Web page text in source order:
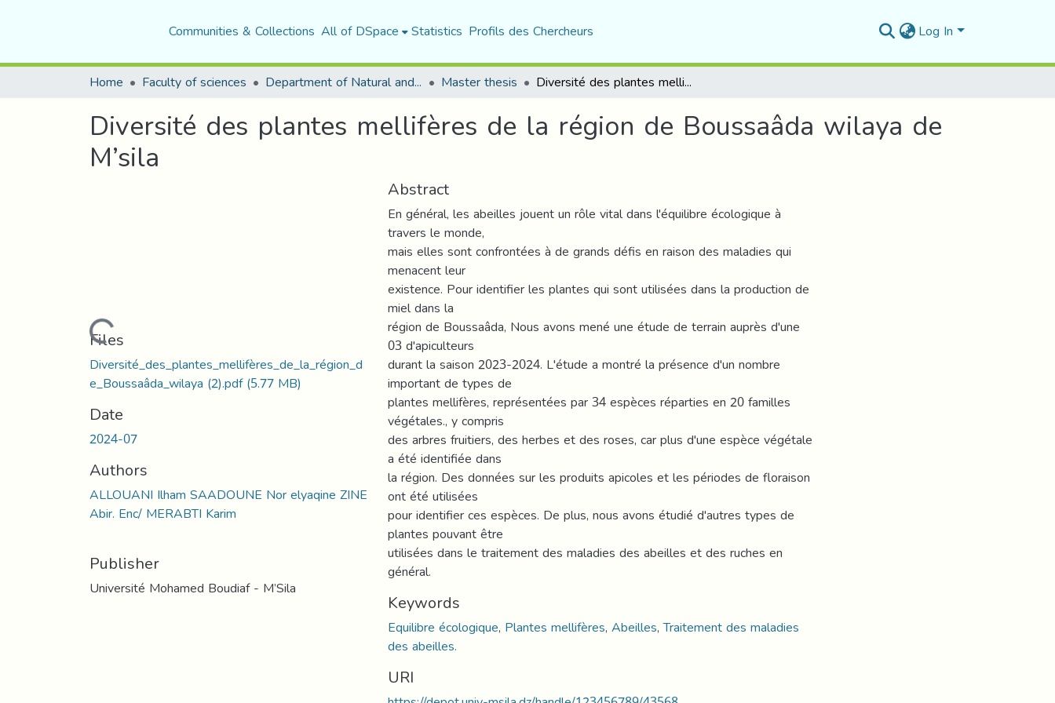
Communities & Collections All of DSpace Statistics Profils des Chercheurs Log In
Home Faculty of sciences Department of Natural and Life Sciences Master thesis Diversité des plantes mellifères de la région de Boussaâda wilaya de M’sila
Diversité des plantes mellifères de la région de Boussaâda wilaya de
M’sila
Loading...
Files
Diversité_des_plantes_mellifères_de_la_région_d
e_Boussaâda_wilaya (2).pdf(5.77 MB)
Date
2024-07
Authors
ALLOUANI Ilham SAADOUNE Nor elyaqine ZINE
Abir. Enc/ MERABTI Karim
Publisher
Université Mohamed Boudiaf - M’Sila
Abstract
En général, les abeilles jouent un rôle vital dans l'équilibre écologique à
travers le monde,
mais elles sont confrontées à de grands défis en raison des maladies qui
menacent leur
existence. Pour identifier les plantes qui sont utilisées dans la production de
miel dans la
région de Boussaâda, Nous avons mené une étude de terrain auprès d'une
03 d'apiculteurs
durant la saison 2023-2024. L'étude a montré la présence d'un nombre
important de types de
plantes mellifères, représentées par 34 espèces réparties en 20 familles
végétales., y compris
des arbres fruitiers, des herbes et des roses, car plus d'une espèce végétale
a été identifiée dans
la région. Des données sur les produits apicoles et les périodes de floraison
ont été utilisées
pour identifier ces espèces. De plus, nous avons étudié d'autres types de
plantes pouvant être
utilisées dans le traitement des maladies des abeilles et des ruches en
général.
Keywords
Equilibre écologique, Plantes mellifères,Abeilles,Traitement des maladies
des abeilles.
URI